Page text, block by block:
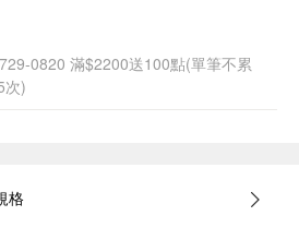
0820 滿$2200送100點(單筆不累
次)
格